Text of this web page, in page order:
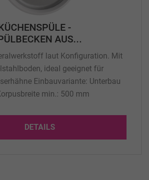
-
AUS...
laut Konfiguration. Mit
ideal geeignet für
Einbauvariante: Unterbau
min.: 500 mm
1 Stck Küchenspüle mit Überlauf
DETAILS